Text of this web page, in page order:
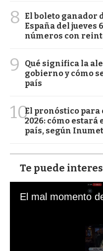
8
El boleto ganador
España del jueves
números con
9
Qué significa la
gobierno y cómo
país
10El pronóstico para
2026: cómo estará
país, según Inumet
Te puede